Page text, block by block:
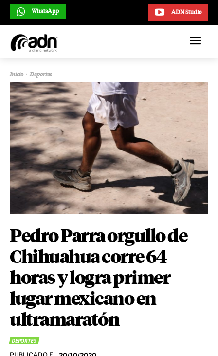
ADN Studio
WhatsApp
Inicio Deportes
Pedro Parra orgullo de
Chihuahua corre 64
horas y logra primer
lugar mexicano en
ultramaratón
DEPORTES